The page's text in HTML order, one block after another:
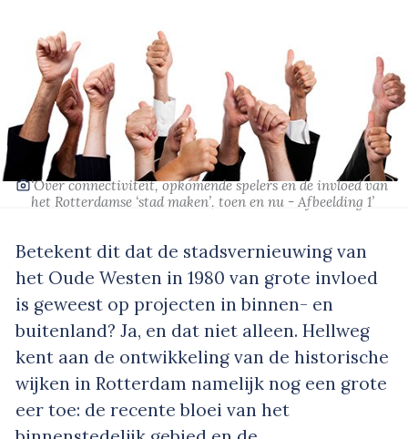
‘Over connectiviteit, opkomende spelers en de invloed van
het Rotterdamse ‘stad maken’, toen en nu - Afbeelding 1’
Betekent dit dat de stadsvernieuwing van
het Oude Westen in 1980 van grote invloed
is geweest op projecten in binnen- en
buitenland? Ja, en dat niet alleen. Hellweg
kent aan de ontwikkeling van de historische
wijken in Rotterdam namelijk nog een grote
eer toe: de recente bloei van het